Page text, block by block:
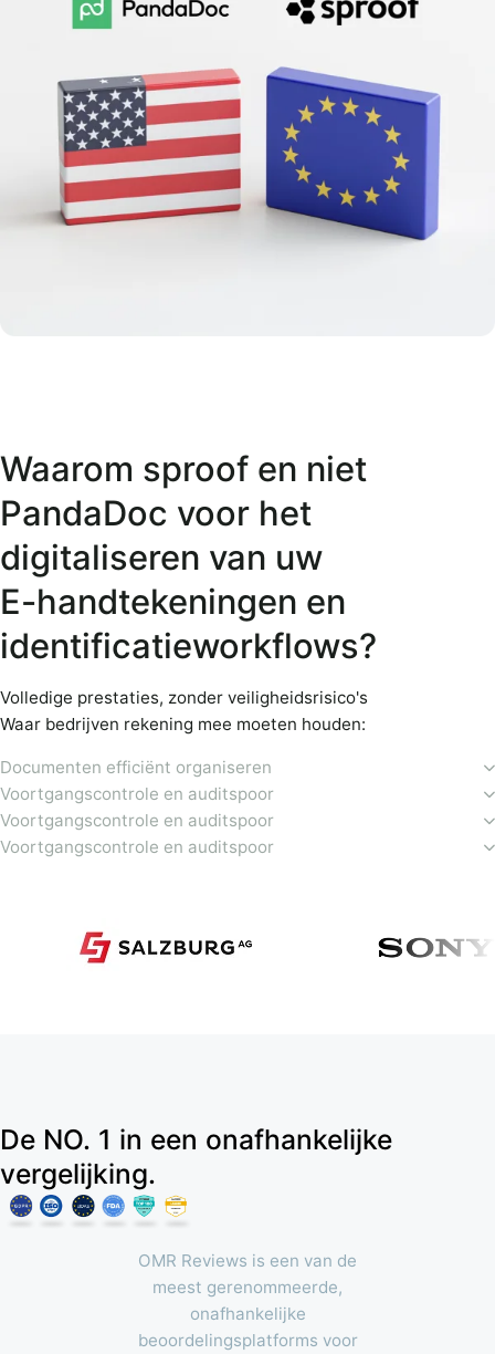
Waarom sproof en niet
PandaDoc voor het
digitaliseren van uw
E-handtekeningen en
identificatieworkflows?
Volledige prestaties, zonder veiligheidsrisico's
Waar bedrijven rekening mee moeten houden:
Documenten efficiënt organiseren
Voortgangscontrole en auditspoor
Voortgangscontrole en auditspoor
Voortgangscontrole en auditspoor
De NO. 1 in een onafhankelijke
vergelijking.
OMR Reviews is een van de
meest gerenommeerde,
onafhankelijke
beoordelingsplatforms voor